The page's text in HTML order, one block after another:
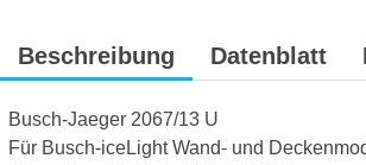
Beschreibung Datenblatt
Busch-Jaeger 2067/13 U
Für Busch-iceLight Wand- und